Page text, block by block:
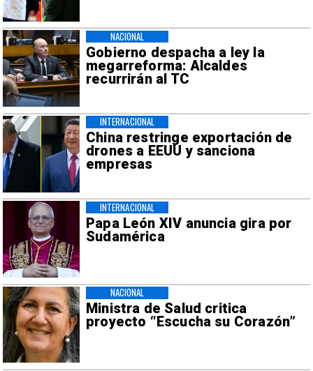
Gobierno despacha a ley la
megarreforma: Alcaldes
recurrirán al TC
NACIONAL
China restringe exportación de
drones a EEUU y sanciona
empresas
INTERNACIONAL
Papa León XIV anuncia gira por
Sudamérica
INTERNACIONAL
Ministra de Salud critica
proyecto “Escucha su Corazón”
NACIONAL